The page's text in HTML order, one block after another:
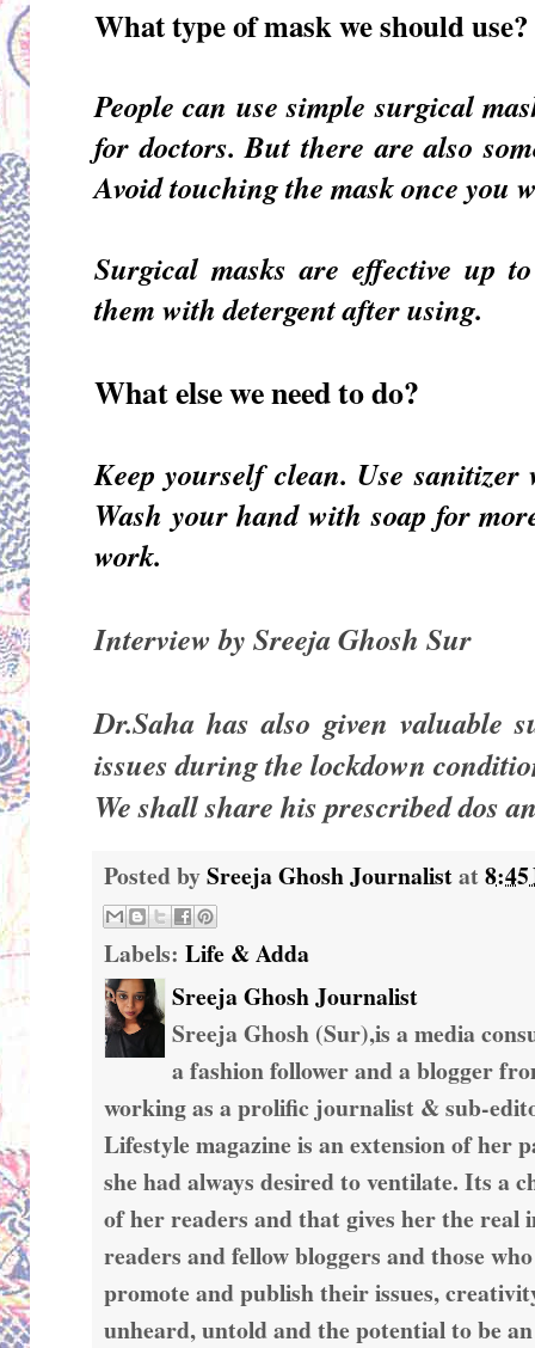
What type of mask we should use?
People can use simple surgical
for doctors. But there are also
Avoid touching the mask once you
Surgical masks are effective up
them with detergent after using.
What else we need to do?
Keep yourself clean. Use
Wash your hand with soap for
work.
Interview by Sreeja Ghosh Sur
Dr.Saha has also given valuable
issues during the lockdown
We shall share his prescribed dos
Posted bySreeja Ghosh Journalistat
Labels: Life & Adda
Sreeja Ghosh Journalist
Sreeja Ghosh (Sur),is a media
a fashion follower and a blogger
working as a prolific journalist & sub-
Lifestyle magazine is an extension of her
she had always desired to ventilate. Its a
of her readers and that gives her the real
readers and fellow bloggers and those
promote and publish their issues,
unheard, untold and the potential to be an